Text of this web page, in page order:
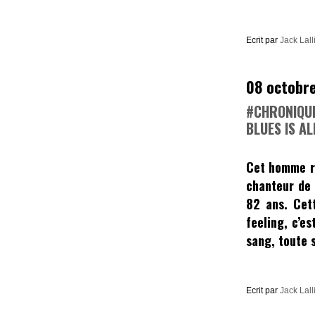
Ecrit par Jack Lalli
08
BLUES IS
Cet homme
chanteur
82 ans.
feeling,
sang, toute
Ecrit par Jack Lalli